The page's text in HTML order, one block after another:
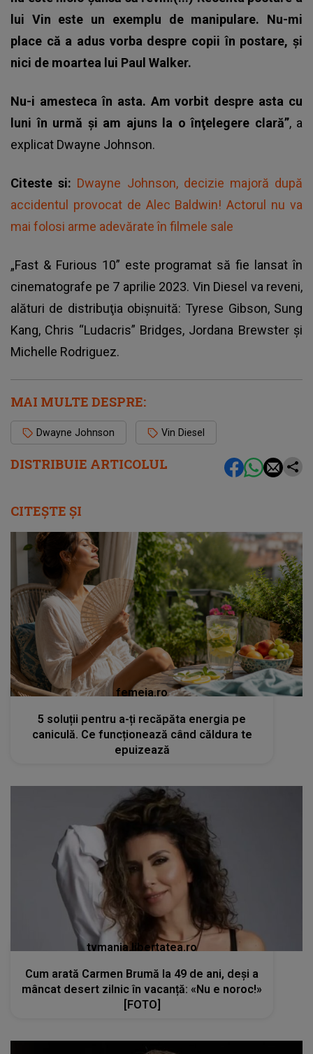
DISTRIBUIE ARTICOLUL
lui Vin este un exemplu de manipulare. Nu-mi
place că a adus vorba despre copii în postare, şi
nici de moartea lui Paul Walker.
Nu-i amesteca în asta. Am vorbit despre asta cu
luni în urmă şi am ajuns la o înţelegere clară”, a
explicat Dwayne Johnson.
Citeste si: Dwayne Johnson, decizie majoră după
accidentul provocat de Alec Baldwin! Actorul nu va
mai folosi arme adevărate în filmele sale
„Fast & Furious 10” este programat să fie lansat în
cinematografe pe 7 aprilie 2023. Vin Diesel va reveni,
alături de distribuţia obişnuită: Tyrese Gibson, Sung
Kang, Chris “Ludacris” Bridges, Jordana Brewster şi
Michelle Rodriguez.
MAI MULTE DESPRE:
Dwayne Johnson Vin Diesel
CITEȘTE ȘI
femeia.ro
5 soluții pentru a-ți recăpăta energia pe
caniculă. Ce funcționează când căldura te
epuizează
tvmania.libertatea.ro
Cum arată Carmen Brumă la 49 de ani, deși a
mâncat desert zilnic în vacanță: «Nu e noroc!»
[FOTO]